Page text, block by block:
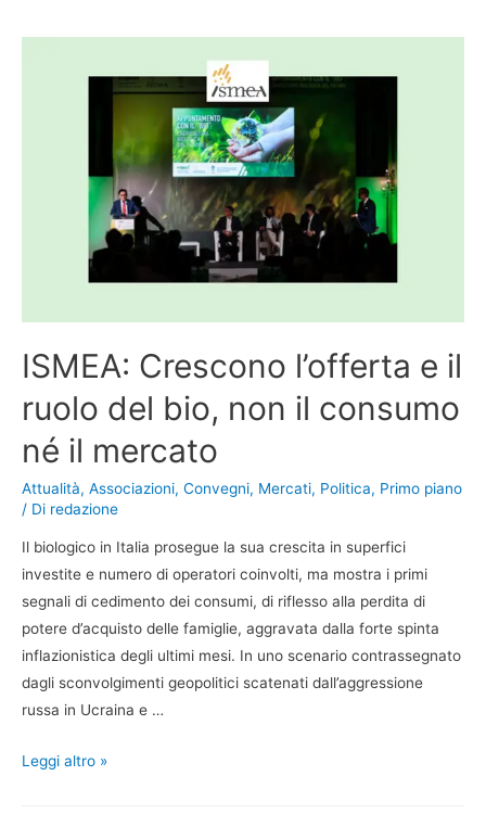
ISMEA: Crescono l’offerta e il
ruolo del bio, non il consumo
né il mercato
Attualità, Associazioni, Convegni, Mercati, Politica, Primo piano
/ Di redazione
Il biologico in Italia prosegue la sua crescita in superfici
investite e numero di operatori coinvolti, ma mostra i primi
segnali di cedimento dei consumi, di riflesso alla perdita di
potere d’acquisto delle famiglie, aggravata dalla forte spinta
inflazionistica degli ultimi mesi. In uno scenario contrassegnato
dagli sconvolgimenti geopolitici scatenati dall’aggressione
russa in Ucraina e …
Leggi altro »